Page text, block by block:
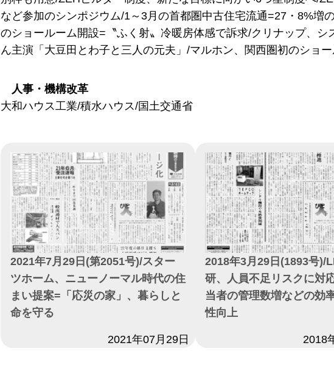
など参加のシンポジウム/1～3月の首都圏中古住宅流通=27・8%増
のショールーム開設=〝ふく射〟冷暖房体感で訴求/クリナップ、
ん主演「大豆田とわ子と三人の元夫」/マルホン、関西圏初のショ
人事・機構改革
大和ハウス工業/積水ハウス/国土交通省
2021年7月29日(第2051号)/スター
ツホーム、ニューノーマル時代の住
まい提案=「応災の家」、暮らしと
命を守る
2021年07月29日
2018年3月29日(1893号)/
研、人員不足リスクに対
当者の管理数増などの効
性向上
2018